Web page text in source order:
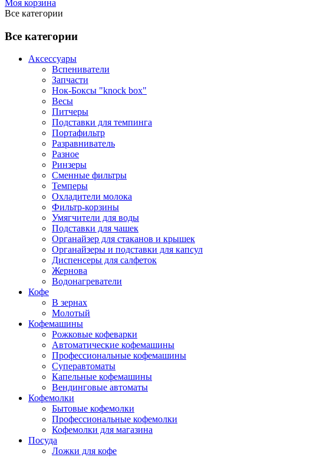
Моя корзина
Все категории
Все категории
Аксессуары
Вспениватели
Запчасти
Нок-Боксы "knock box"
Весы
Питчеры
Подставки для темпинга
Портафильтр
Разравниватель
Разное
Ринзеры
Сменные фильтры
Темперы
Охладители молока
Фильтр-корзины
Умягчители для воды
Подставки для чашек
Органайзер для стаканов и крышек
Органайзеры и подставки для капсул
Диспенсеры для салфеток
Жернова
Водонагреватели
Кофе
В зернах
Молотый
Кофемашины
Рожковые кофеварки
Автоматические кофемашины
Профессиональные кофемашины
Суперавтоматы
Капельные кофемашины
Вендинговые автоматы
Кофемолки
Бытовые кофемолки
Профессиональные кофемолки
Кофемолки для магазина
Посуда
Ложки для кофе